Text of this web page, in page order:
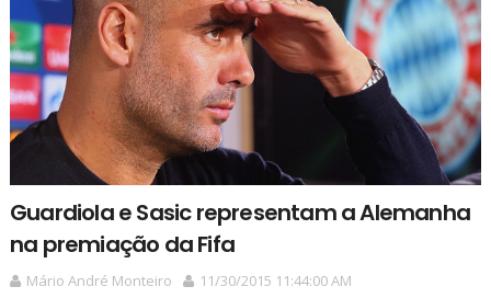
Guardiola e Sasic representam a Alemanha
na premiação da Fifa
Mário André Monteiro
11/30/2015 11:44:00 AM